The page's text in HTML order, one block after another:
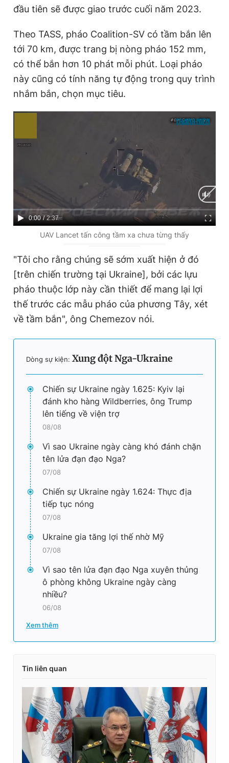
đầu tiên sẽ được giao trước cuối năm 2023.
Theo TASS, pháo Coalition-SV có tầm bắn lên
tới 70 km, được trang bị nòng pháo 152 mm,
có thể bắn hơn 10 phát mỗi phút. Loại pháo
này cũng có tính năng tự động trong quy trình
nhắm bắn, chọn mục tiêu.
C
r
e
n
i
m
0:00 / D
u
a
t
2:37
UAV Lancet tấn công tầm xa chưa từng thấy
"Tôi cho rằng chúng sẽ sớm xuất hiện ở đó
[trên chiến trường tại Ukraine], bởi các lựu
pháo thuộc lớp này cần thiết để mang lại lợi
thế trước các mẫu pháo của phương Tây, xét
về tầm bắn", ông Chemezov nói.
Dòng sự kiện: Xung đột Nga-Ukraine
Chiến sự Ukraine ngày 1.625: Kyiv lại
đánh kho hàng Wildberries, ông Trump
lên tiếng về viện trợ
08/08
Vì sao Ukraine ngày càng khó đánh chặn
tên lửa đạn đạo Nga?
07/08
Chiến sự Ukraine ngày 1.624: Thực địa
tiếp tục nóng
07/08
Ukraine gia tăng lợi thế nhờ Mỹ
07/08
Vì sao tên lửa đạn đạo Nga xuyên thủng
ô phòng không Ukraine ngày càng
nhiều?
06/08
Xem thêm
Tin liên quan